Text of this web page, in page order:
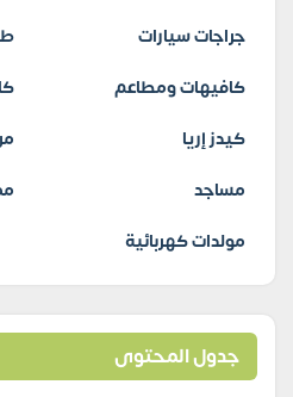
جراجات سيارات
كافيهات ومطاعم
كيدز إريا
مساجد
مولدات كهربائية
جدول المحتوى